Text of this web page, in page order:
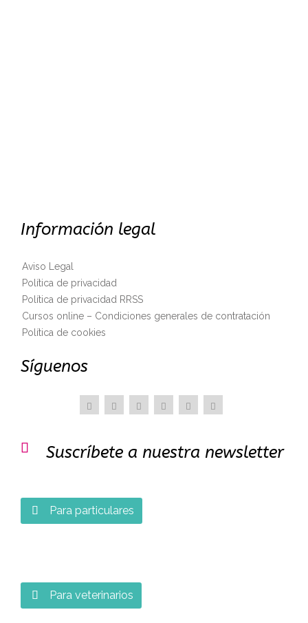
Información legal
Aviso Legal
Política de privacidad
Política de privacidad RRSS
Cursos online – Condiciones generales de contratación
Política de cookies
Síguenos
 Suscríbete a nuestra newsletter
 Para particulares
 Para veterinarios